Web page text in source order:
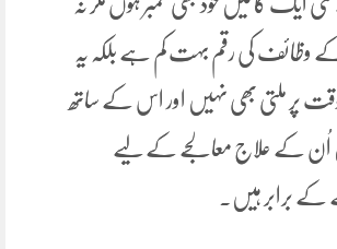
ایک کا میں خود بھی ممبر ہوں مگر نہ
کی رقم بہت کم ہے بلکہ یہ
وقت پر ملتی بھی نہیں اور اس کے ساتھ
اُن کے علاج معالجے کے لیے
برابر ہیں۔